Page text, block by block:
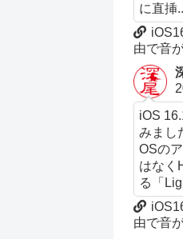
に直挿
由で音
iOS
みまし
OSの
はなく
る「
由で音